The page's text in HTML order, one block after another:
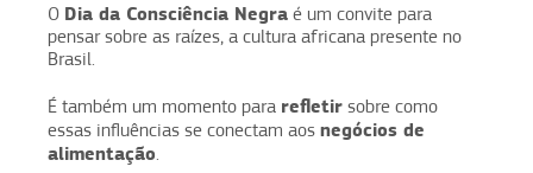
O Dia da Consciência Negra é um convite para
pensar sobre as raízes, a cultura africana presente no
Brasil.
É também um momento para refletir sobre como
essas influências se conectam aos negócios de
alimentação.